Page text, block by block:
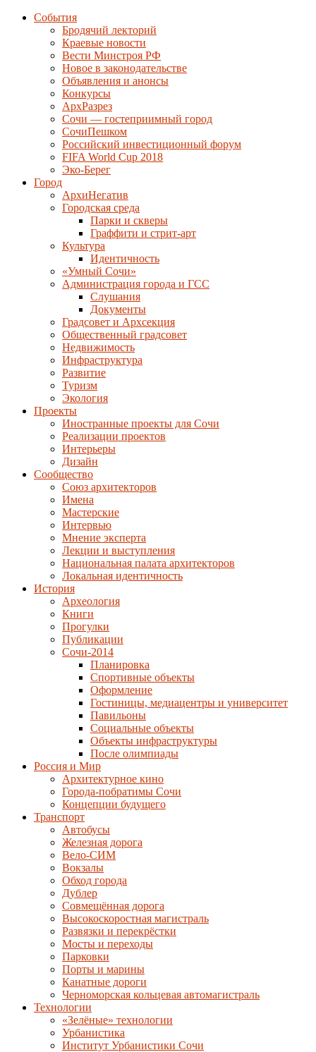
События
Бродячий лекторий
Краевые новости
Вести Минстроя РФ
Новое в законодательстве
Объявления и анонсы
Конкурсы
АрхРазрез
Сочи — гостеприимный город
СочиПешком
Российский инвестиционный форум
FIFA World Cup 2018
Эко-Берег
Город
АрхиНегатив
Городская среда
Парки и скверы
Граффити и стрит-арт
Культура
Идентичность
«Умный Сочи»
Администрация города и ГСС
Слушания
Документы
Градсовет и Архсекция
Общественный градсовет
Недвижимость
Инфраструктура
Развитие
Туризм
Экология
Проекты
Иностранные проекты для Сочи
Реализации проектов
Интерьеры
Дизайн
Сообщество
Союз архитекторов
Имена
Мастерские
Интервью
Мнение эксперта
Лекции и выступления
Национальная палата архитекторов
Локальная идентичность
История
Археология
Книги
Прогулки
Публикации
Сочи-2014
Планировка
Спортивные объекты
Оформление
Гостиницы, медиацентры и университет
Павильоны
Социальные объекты
Объекты инфраструктуры
После олимпиады
Россия и Мир
Архитектурное кино
Города-побратимы Сочи
Концепции будущего
Транспорт
Автобусы
Железная дорога
Вело-СИМ
Вокзалы
Обход города
Дублер
Совмещённая дорога
Высокоскоростная магистраль
Развязки и перекрёстки
Мосты и переходы
Парковки
Порты и марины
Канатные дороги
Черноморская кольцевая автомагистраль
Технологии
«Зелёные» технологии
Урбанистика
Институт Урбанистики Сочи